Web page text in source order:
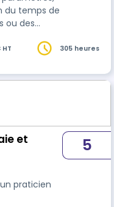
du temps de
ou des
en
un
HT 305 heures
et
praticien
5